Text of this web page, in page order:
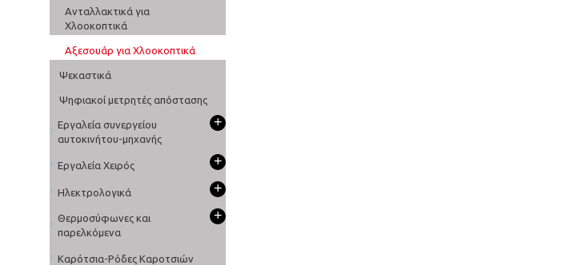
Ανταλλακτικά για
Χλοοκοπτικά
Αξεσουάρ για Χλοοκοπτικά
Ψεκαστικά
Ψηφιακοί μετρητές απόστασης
Εργαλεία συνεργείου
αυτοκινήτου-μηχανής
+
Εργαλεία Χειρός +
Ηλεκτρολογικά +
Θερμοσύφωνες και
παρελκόμενα
+
Καρότσια-Ρόδες Καροτσιών